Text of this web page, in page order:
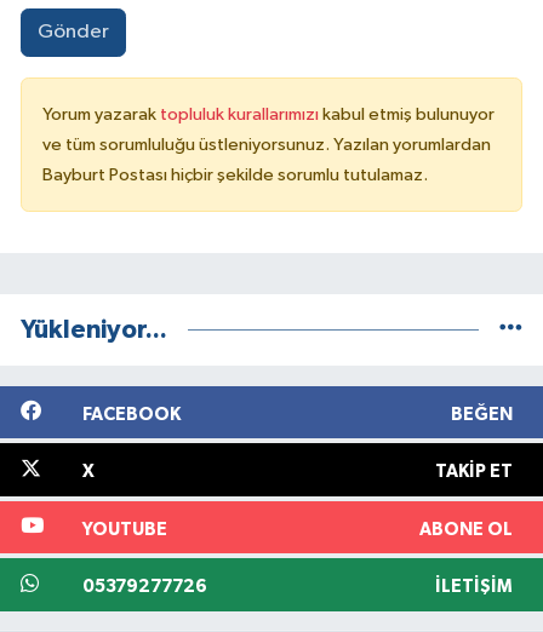
Gönder
Yorum yazarak topluluk kurallarımızı kabul etmiş bulunuyor
ve tüm sorumluluğu üstleniyorsunuz. Yazılan yorumlardan
Bayburt Postası hiçbir şekilde sorumlu tutulamaz.
Yükleniyor...
FACEBOOK BEĞEN
X TAKIP ET
YOUTUBE ABONE OL
05379277726 İLETIŞIM